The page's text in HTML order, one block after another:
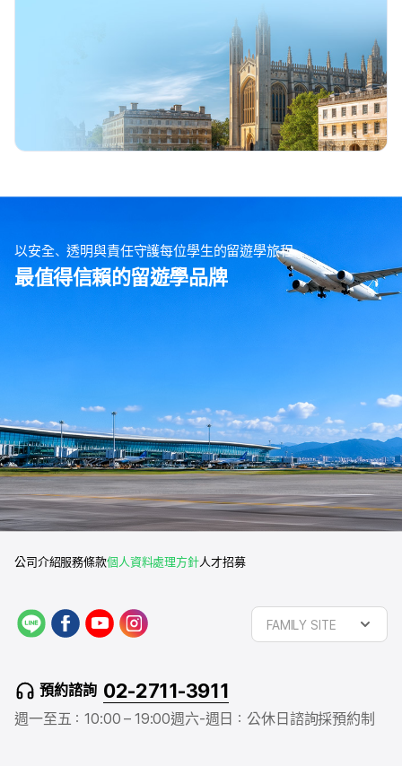
以安全、透明與責任守護每位學生的留遊學旅程
最值得信賴的留遊學品牌
公司介紹服務條款個人資料處理方針人才招募
L
f
a
b
o
y
o
u
b
e
a
g
r
FAMILY SITE
預約諮詢 02-2711-3911
週一至五：10:00 – 19:00週六-週日：公休日 諮詢採預約制